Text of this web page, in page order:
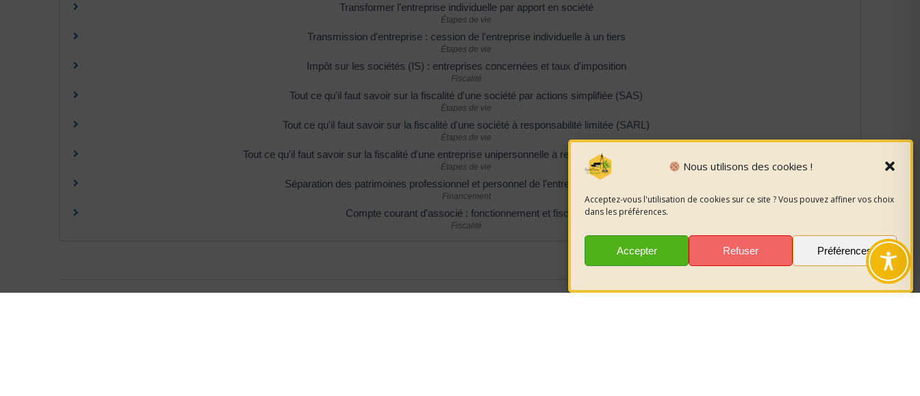
Nous utilisons des cookies !
Acceptez-vous l'utilisation de cookies sur ce site ? Vous pouvez affiner vos choix
dans les préférences.
Accepter Refuser Préférences
Transformer l'entreprise individuelle par apport en société
Étapes de vie
Transmission d'entreprise : cession de l'entreprise individuelle à un tiers
Étapes de vie
Impôt sur les sociétés (IS) : entreprises concernées et taux d'imposition
Fiscalité
Tout ce qu'il faut savoir sur la fiscalité d'une société par actions simplifiée (SAS)
Étapes de vie
Tout ce qu'il faut savoir sur la fiscalité d'une société à responsabilité limitée (SARL)
Étapes de vie
Tout ce qu'il faut savoir sur la fiscalité d'une entreprise unipersonnelle à responsabilité limitée (EURL)
Étapes de vie
Séparation des patrimoines professionnel et personnel de l'entrepreneur individuel
Financement
Compte courant d'associé : fonctionnement et fiscalité
Fiscalité